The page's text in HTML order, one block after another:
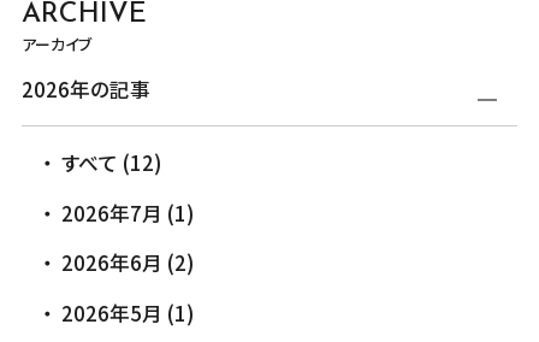
ARCHIVE
アーカイブ
2026年の記事
すべて (12)
2026年7月 (1)
2026年6月 (2)
2026年5月 (1)